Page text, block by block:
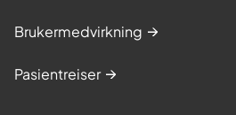
Brukermedvirkning
Pasientreiser